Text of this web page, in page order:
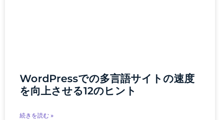
WordPressでの多言語サイトの速度
を向上させる12のヒント
続きを読む »